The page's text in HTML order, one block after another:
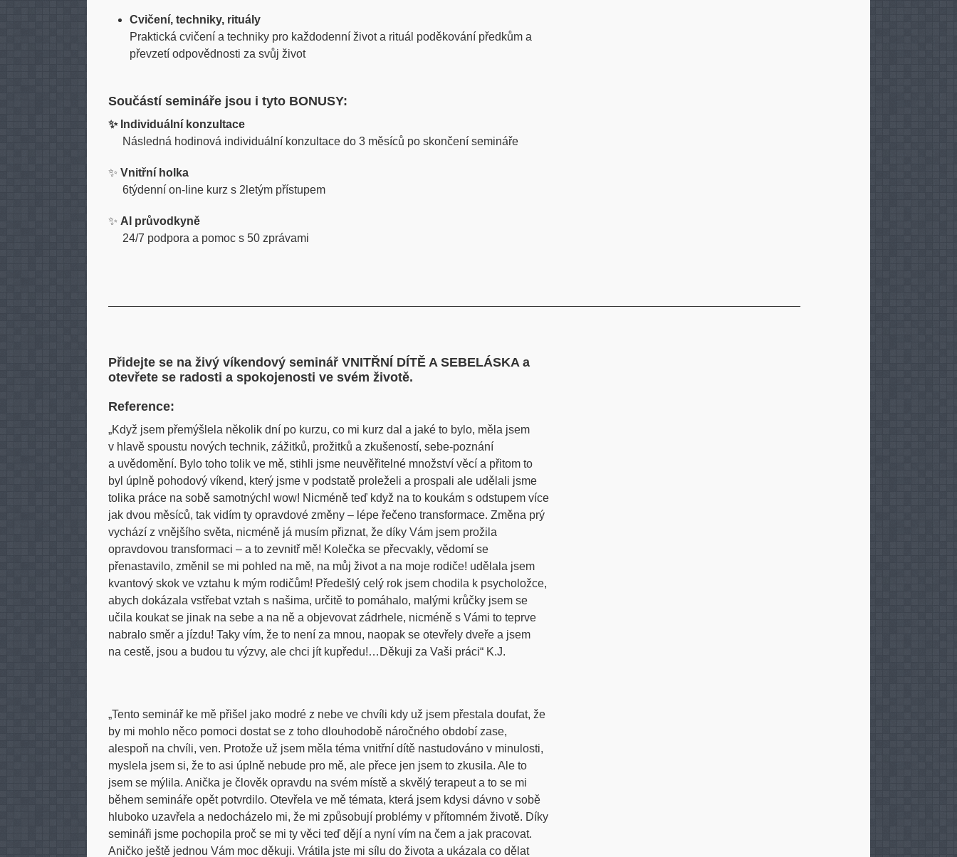
Cvičení, techniky, rituály
Praktická cvičení a techniky pro každodenní život a rituál poděkování předkům a
převzetí odpovědnosti za svůj život
Součástí semináře jsou i tyto BONUSY:
✨ Individuální konzultace
Následná hodinová individuální konzultace do 3 měsíců po skončení semináře
✨ Vnitřní holka
6týdenní on-line kurz s 2letým přístupem
✨ AI průvodkyně
24/7 podpora a pomoc s 50 zprávami
Přidejte se na živý víkendový seminář VNITŘNÍ DÍTĚ A SEBELÁSKA a
otevřete se radosti a spokojenosti ve svém životě.
Reference:
„Když jsem přemýšlela několik dní po kurzu, co mi kurz dal a jaké to bylo, měla jsem
v hlavě spoustu nových technik, zážitků, prožitků a zkušeností, sebe-poznání
a uvědomění. Bylo toho tolik ve mě, stihli jsme neuvěřitelné množství věcí a přitom to
byl úplně pohodový víkend, který jsme v podstatě proleželi a prospali ale udělali jsme
tolika práce na sobě samotných! wow! Nicméně teď když na to koukám s odstupem více
jak dvou měsíců, tak vidím ty opravdové změny – lépe řečeno transformace. Změna prý
vychází z vnějšího světa, nicméně já musím přiznat, že díky Vám jsem prožila
opravdovou transformaci – a to zevnitř mě! Kolečka se přecvakly, vědomí se
přenastavilo, změnil se mi pohled na mě, na můj život a na moje rodiče! udělala jsem
kvantový skok ve vztahu k mým rodičům! Předešlý celý rok jsem chodila k psycholožce,
abych dokázala vstřebat vztah s našima, určitě to pomáhalo, malými krůčky jsem se
učila koukat se jinak na sebe a na ně a objevovat zádrhele, nicméně s Vámi to teprve
nabralo směr a jízdu! Taky vím, že to není za mnou, naopak se otevřely dveře a jsem
na cestě, jsou a budou tu výzvy, ale chci jít kupředu!…Děkuji za Vaši práci“ K.J.
„Tento seminář ke mě přišel jako modré z nebe ve chvíli kdy už jsem přestala doufat, že
by mi mohlo něco pomoci dostat se z toho dlouhodobě náročného období zase,
alespoň na chvíli, ven. Protože už jsem měla téma vnitřní dítě nastudováno v minulosti,
myslela jsem si, že to asi úplně nebude pro mě, ale přece jen jsem to zkusila. Ale to
jsem se mýlila. Anička je člověk opravdu na svém místě a skvělý terapeut a to se mi
během semináře opět potvrdilo. Otevřela ve mě témata, která jsem kdysi dávno v sobě
hluboko uzavřela a nedocházelo mi, že mi způsobují problémy v přítomném životě. Díky
semináři jsme pochopila proč se mi ty věci teď dějí a nyní vím na čem a jak pracovat.
Aničko ještě jednou Vám moc děkuji. Vrátila jste mi sílu do života a ukázala co dělat